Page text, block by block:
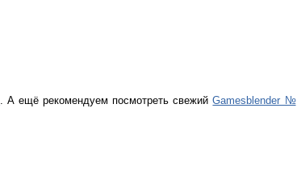
. А ещё рекомендуем посмотреть свежийGamesblender №